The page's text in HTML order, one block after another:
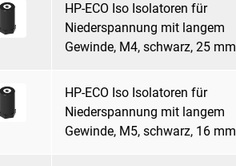
HP-ECO Iso Isolatoren für
Niederspannung mit langem
Gewinde, M4, schwarz, 25 mm
HP-ECO Iso Isolatoren für
Niederspannung mit langem
Gewinde, M5, schwarz, 16 mm